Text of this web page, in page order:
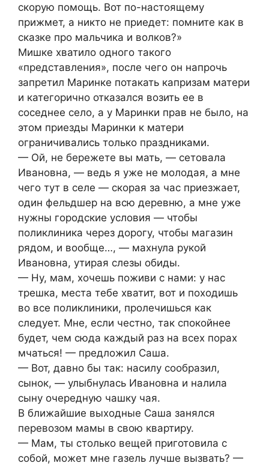
скорую помощь. Вот по-настоящему
прижмет, а никто не приедет: помните как в
сказке про мальчика и волков?»
Мишке хватило одного такого
«представления», после чего он напрочь
запретил Маринке потакать капризам матери
и категорично отказался возить ее в
соседнее село, а у Маринки прав не было, на
этом приезды Маринки к матери
ограничивались только праздниками.
— Ой, не бережете вы мать, — сетовала
Ивановна, — ведь я уже не молодая, а мне
чего тут в селе — скорая за час приезжает,
один фельдшер на всю деревню, а мне уже
нужны городские условия — чтобы
поликлиника через дорогу, чтобы магазин
рядом, и вообще…, — махнула рукой
Ивановна, утирая слезы обиды.
— Ну, мам, хочешь поживи с нами: у нас
трешка, места тебе хватит, вот и походишь
во все поликлиники, пролечишься как
следует. Мне, если честно, так спокойнее
будет, чем сюда каждый раз на всех порах
мчаться! — предложил Саша.
— Вот, давно бы так: насилу сообразил,
сынок, — улыбнулась Ивановна и налила
сыну очередную чашку чая.
В ближайшие выходные Саша занялся
перевозом мамы в свою квартиру.
— Мам, ты столько вещей приготовила с
собой, может мне газель лучше вызвать? —